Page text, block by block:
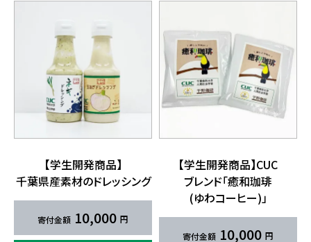
【学生開発商品】
千葉県産素材の​ドレッシング
10,000
【学生開発商品】CUC
ブレンド「癒和珈琲
(ゆわコーヒー)」
10,000